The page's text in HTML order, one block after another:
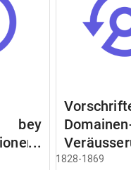
bey
und
1828-1869